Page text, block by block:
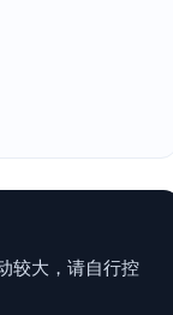
较大，请自行控